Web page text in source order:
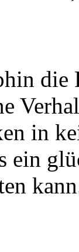
in
ein